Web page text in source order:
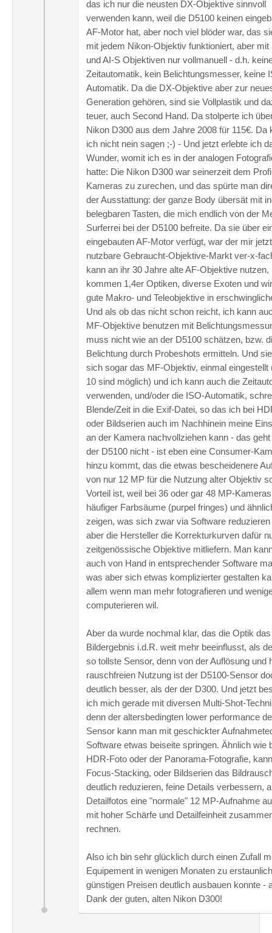
das ich nur die neusten DX-Objektive sinnvoll
verwenden kann, weil die D5100 keinen
AF-Motor hat, aber noch viel blöder war, das
mit jedem Nikon-Objektiv funktioniert, aber mit
und AI-S Objektiven nur vollmanuell - d.h.
Zeitautomatik, kein Belichtungsmesser, keine
Automatik. Da die DX-Objektive aber zur
Generation gehören, sind sie Vollplastik und
teuer, auch Second Hand. Da stolperte ich
Nikon D300 aus dem Jahre 2008 für 115€. Da
ich nicht nein sagen ;-) - Und jetzt erlebte ich
Wunder, womit ich es in der analogen
hatte: Die Nikon D300 war seinerzeit dem
Kameras zu zurechen, und das spürte man
der Ausstattung: der ganze Body übersät mit
belegbaren Tasten, die mich endlich von der
Surferrei bei der D5100 befreite. Da sie über
eingebauten AF-Motor verfügt, war der mir jetzt
nutzbare Gebraucht-Objektive-Markt ver-x-
kann an ihr 30 Jahre alte AF-Objektive nutzen,
kommen 1,4er Optiken, diverse Exoten und
gute Makro- und Teleobjektive in
Und als ob das nicht schon reicht, ich kann
MF-Objektive benutzen mit
muss nicht wie an der D5100 schätzen, bzw.
Belichtung durch Probeshots ermitteln. Und
sich sogar das MF-Objektiv, einmal eingestellt
10 sind möglich) und ich kann auch die
verwenden, und/oder die ISO-Automatik,
Blende/Zeit in die Exif-Datei, so das ich bei
oder Bildserien auch im Nachhinein meine
an der Kamera nachvollziehen kann - das
der D5100 nicht - ist eben eine Consumer-
hinzu kommt, das die etwas bescheidenere
von nur 12 MP für die Nutzung alter Objektiv
Vorteil ist, weil bei 36 oder gar 48 MP-
häufiger Farbsäume (purpel fringes) und
zeigen, was sich zwar via Software
aber die Hersteller die Korrekturkurven dafür
zeitgenössische Objektive mitliefern. Man
auch von Hand in entsprechender Software
was aber sich etwas komplizierter gestalten
allem wenn man mehr fotografieren und
computerieren wil.
Aber da wurde nochmal klar, das die Optik das
Bildergebnis i.d.R. weit mehr beeinflusst, als
so tollste Sensor, denn von der Auflösung und
rauschfreien Nutzung ist der D5100-Sensor
deutlich besser, als der der D300. Und jetzt
ich mich gerade mit diversen Multi-Shot-
denn der altersbedingten lower performance
Sensor kann man mit geschickter
Software etwas beiseite springen. Ähnlich wie
HDR-Foto oder der Panorama-Fotografie,
Focus-Stacking, oder Bildserien das
deutlich reduzieren, feine Details verbessern,
Detailfotos eine "normale" 12 MP-Aufnahme
mit hoher Schärfe und Detailfeinheit
rechnen.
Also ich bin sehr glücklich durch einen Zufall
Equipement in wenigen Monaten zu erstaunlich
günstigen Preisen deutlich ausbauen konnte -
Dank der guten, alten Nikon D300!